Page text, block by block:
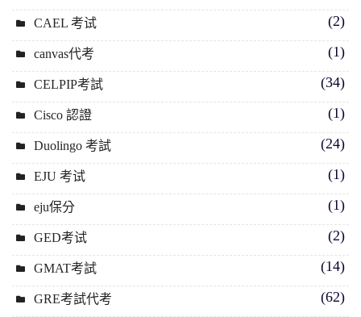
CAEL 考试 (2)
canvas代考 (1)
CELPIP考試 (34)
Cisco 認證 (1)
Duolingo 考試 (24)
EJU 考试 (1)
eju保分 (1)
GED考试 (2)
GMAT考試 (14)
GRE考試代考 (62)